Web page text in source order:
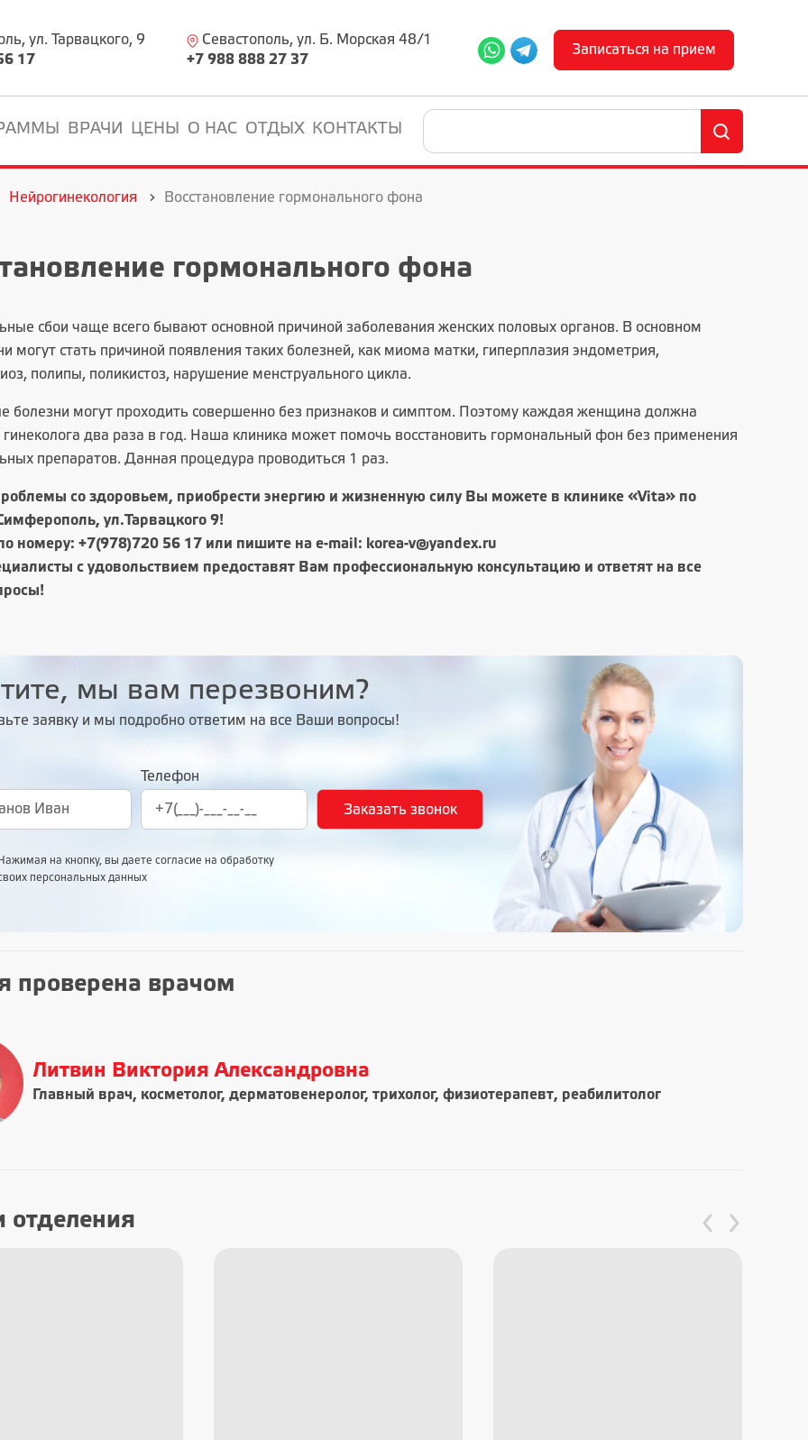
ул. Тарвацкого, 9
17
Севастополь, ул. Б. Морская 48/1
+7 988 888 27 37
Записаться на прием
ВРАЧИ ЦЕНЫ О НАС ОТДЫХ КОНТАКТЫ
Нейрогинекология Восстановление гормонального фона
гормонального фона
сбои чаще всего бывают основной причиной заболевания женских половых органов. В основном
могут стать причиной появления таких болезней, как миома матки, гиперплазия эндометрия,
полипы, поликистоз, нарушение менструального цикла.
болезни могут проходить совершенно без признаков и симптом. Поэтому каждая женщина должна
два раза в год. Наша клиника может помочь восстановить гормональный фон без применения
препаратов. Данная процедура проводиться 1 раз.
со здоровьем, приобрести энергию и жизненную силу Вы можете в клинике «Vita» по
ул.Тарвацкого 9!
номеру: +7(978)720 56 17 или пишите на e-mail: korea-v@yandex.ru
с удовольствием предоставят Вам профессиональную консультацию и ответят на все
мы вам перезвоним?
заявку и мы подробно ответим на все Ваши вопросы!
Телефон
Нажимая на кнопку, вы даете согласие на обработку
персональных данных
проверена врачом
Литвин Виктория Александровна
Главный врач, косметолог, дерматовенеролог, трихолог, физиотерапевт, реабилитолог
отделения